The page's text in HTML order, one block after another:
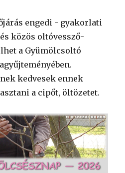
engedi - gyakorlati
közös oltóvessző-
a Gyümölcsoltó
kedvesek ennek
a cipőt, öltözetet.